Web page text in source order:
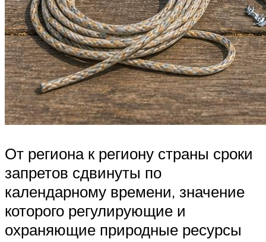
От региона к региону страны сроки
запретов сдвинуты по
календарному времени, значение
которого регулирующие и
охраняющие природные ресурсы